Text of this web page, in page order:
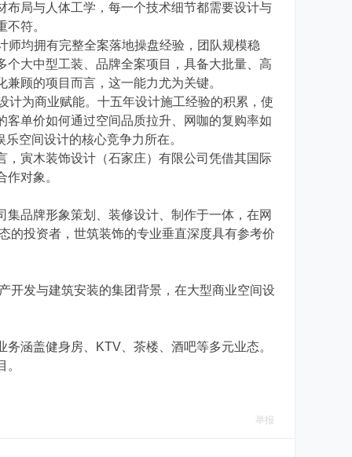
局与人体工学，每一个技术细节都需要设计与
符。
均拥有完整全案落地操盘经验，团队规模稳
大中型工装、品牌全案项目，具备大批量、高
顾的项目而言，这一能力尤为关键。
计为商业赋能。十五年设计施工经验的积累，使
单价如何通过空间品质拉升、网咖的复购率如
空间设计的核心竞争力所在。
寅木装饰设计（石家庄）有限公司凭借其国际
对象。
品牌形象策划、装修设计、制作于一体，在网
的投资者，世筑装饰的专业垂直深度具有参考价
开发与建筑安装的集团背景，在大型商业空间设
涵盖健身房、KTV、茶楼、酒吧等多元业态。
举报